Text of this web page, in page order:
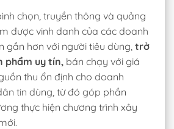
chọn, truyền thông và quảng
được vinh danh của các doanh
gần hơn với người tiêu dùng, trở
phẩm uy tín, bán chạy với giá
thu ổn định cho doanh
tin dùng, từ đó góp phần
thực hiện chương trình xây